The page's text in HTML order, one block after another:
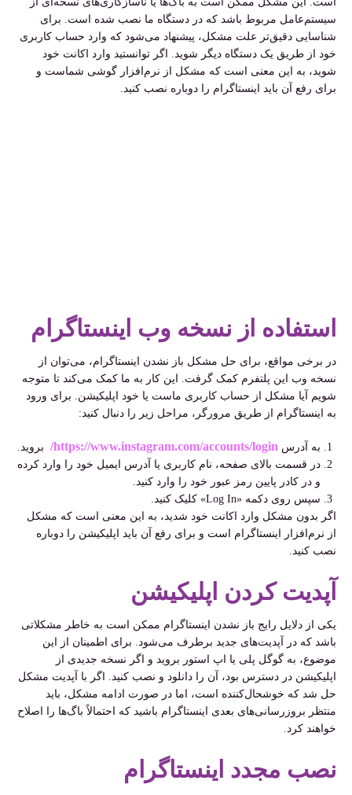
سیستم‌عامل مربوط باشد که در دستگاه ما نصب شده است. برای
شناسایی دقیق‌تر علت مشکل، پیشنهاد می‌شود که وارد حساب کاربری
خود از طریق یک دستگاه دیگر شوید. اگر توانستید وارد اکانت خود
شوید، به این معنی است که مشکل از نرم‌افزار گوشی شماست و
برای رفع آن باید اینستاگرام را دوباره نصب کنید.
استفاده از نسخه وب اینستاگرام
در برخی مواقع، برای حل مشکل باز نشدن اینستاگرام، می‌توان از
نسخه وب این پلتفرم کمک گرفت. این کار به ما کمک می‌کند تا متوجه
شویم آیا مشکل از حساب کاربری ماست یا خود اپلیکیشن. برای ورود
به اینستاگرام از طریق مرورگر، مراحل زیر را دنبال کنید:
به آدرس https://www.instagram.com/accounts/login/
بروید.
در قسمت بالای صفحه، نام کاربری یا آدرس ایمیل خود را وارد کرده
و در کادر پایین رمز عبور خود را وارد کنید.
سپس روی دکمه «Log In» کلیک کنید.
اگر بدون مشکل وارد اکانت خود شدید، به این معنی است که مشکل
از نرم‌افزار اینستاگرام است و برای رفع آن باید اپلیکیشن را دوباره
نصب کنید.
آپدیت کردن اپلیکیشن
یکی از دلایل رایج باز نشدن اینستاگرام ممکن است به خاطر مشکلاتی
باشد که در آپدیت‌های جدید برطرف می‌شود. برای اطمینان از این
موضوع، به گوگل پلی یا اپ استور بروید و اگر نسخه جدیدی از
اپلیکیشن در دسترس بود، آن را دانلود و نصب کنید. اگر با آپدیت مشکل
حل شد که خوشحال‌کننده است، اما در صورت ادامه مشکل، باید
منتظر بروزرسانی‌های بعدی اینستاگرام باشید که احتمالاً باگ‌ها را اصلاح
خواهند کرد
نصب مجدد اینستاگرام